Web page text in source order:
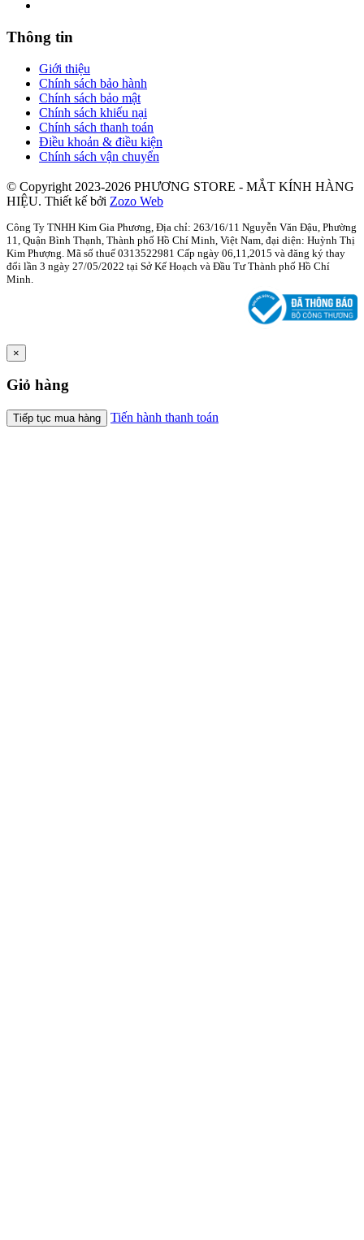
Thông tin
Giới thiệu
Chính sách bảo hành
Chính sách bảo mật
Chính sách khiếu nại
Chính sách thanh toán
Điều khoản & điều kiện
Chính sách vận chuyển
© Copyright 2023-2026 PHƯƠNG STORE - MẮT KÍNH HÀNG
HIỆU. Thiết kế bởi Zozo Web
Công Ty TNHH Kim Gia Phương, Địa chỉ: 263/16/11 Nguyễn Văn Đậu, Phường
11, Quận Bình Thạnh, Thành phố Hồ Chí Minh, Việt Nam, đại diện: Huỳnh Thị
Kim Phượng. Mã số thuế 0313522981 Cấp ngày 06,11,2015 và đăng ký thay
đổi lần 3 ngày 27/05/2022 tại Sở Kế Hoạch và Đầu Tư Thành phố Hồ Chí
Minh.
×
Giỏ hàng
Tiếp tục mua hàng Tiến hành thanh toán